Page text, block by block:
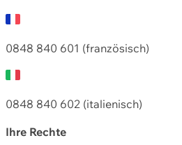
0848 840 601 (französisch)
0848 840 602 (italienisch)
Ihre Rechte